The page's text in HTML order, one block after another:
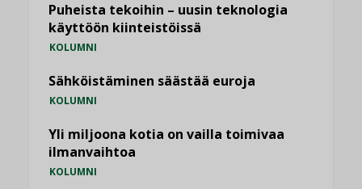
Puheista tekoihin – uusin teknologia
käyttöön kiinteistöissä
KOLUMNI
Sähköistäminen säästää euroja
KOLUMNI
Yli miljoona kotia on vailla toimivaa
ilmanvaihtoa
KOLUMNI